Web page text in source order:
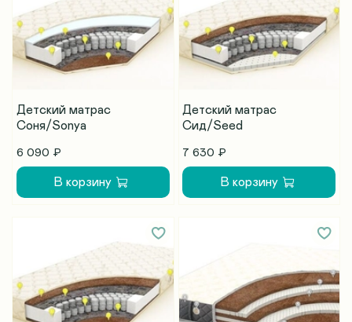
Детский матрас
Соня/Sonya
6 090 ₽
В корзину
Детский матрас
Сид/Seed
7 630 ₽
В корзину